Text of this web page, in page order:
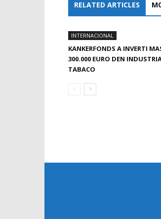
RELATED ARTICLES
INTERNACIONAL
KANKERFONDS A INVERTI
300.000 EURO DEN
TABACO